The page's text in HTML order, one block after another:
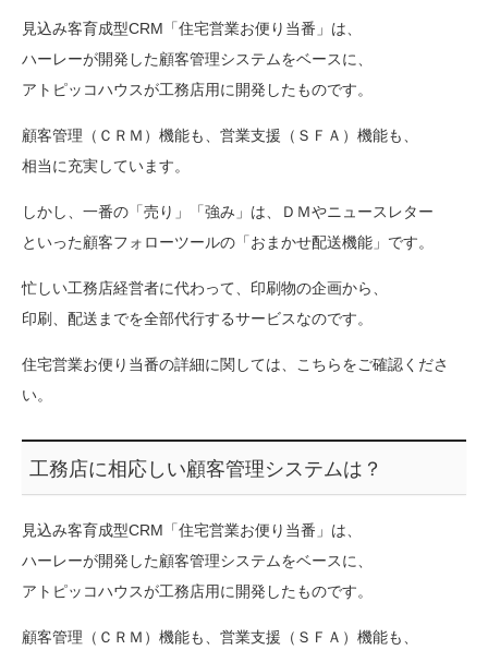
見込み客育成型CRM「住宅営業お便り当番」は、
ハーレーが開発した顧客管理システムをベースに、
アトピッコハウスが工務店用に開発したものです。
顧客管理（ＣＲＭ）機能も、営業支援（ＳＦＡ）機能も、
相当に充実しています。
しかし、一番の「売り」「強み」は、ＤＭやニュースレター
といった顧客フォローツールの「おまかせ配送機能」です。
忙しい工務店経営者に代わって、印刷物の企画から、
印刷、配送までを全部代行するサービスなのです。
住宅営業お便り当番の詳細に関しては、こちらをご確認くださ
い。
工務店に相応しい顧客管理システムは？
見込み客育成型CRM「住宅営業お便り当番」は、
ハーレーが開発した顧客管理システムをベースに、
アトピッコハウスが工務店用に開発したものです。
顧客管理（ＣＲＭ）機能も、営業支援（ＳＦＡ）機能も、